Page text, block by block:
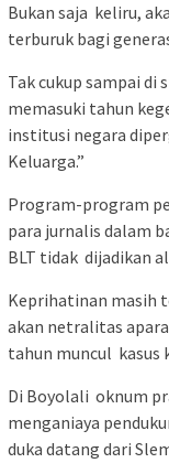
Bukan saja keliru,
terburuk bagi
Tak cukup sampai di
memasuki tahun
institusi negara
Keluarga.”
Program-program
para jurnalis dalam
BLT tidak dijadikan
Keprihatinan masih
akan netralitas
tahun muncul kasus
Di Boyolali oknum
menganiaya
duka datang dari